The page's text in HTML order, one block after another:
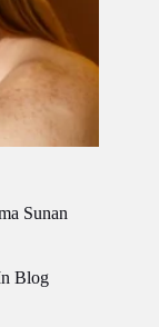
Sunan
Blog